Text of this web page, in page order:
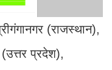
(राजस्थान),
प्रदेश),